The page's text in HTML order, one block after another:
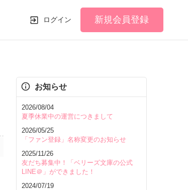
ログイン 新規会員登録
お知らせ
2026/08/04
夏季休業中の運営につきまして
2026/05/25
「ファン登録」名称変更のお知らせ
2025/11/26
友だち募集中！「ベリーズ文庫の公式
LINE＠」ができました！
2024/07/19